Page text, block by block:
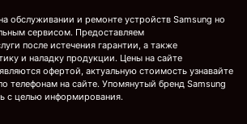
обслуживании и ремонте устройств Samsung но
сервисом. Предоставляем
после истечения гарантии, а также
и наладку продукции. Цены на сайте
офертой, актуальную стоимость узнавайте
телефонам на сайте. Упомянутый бренд Samsung
с целью информирования.